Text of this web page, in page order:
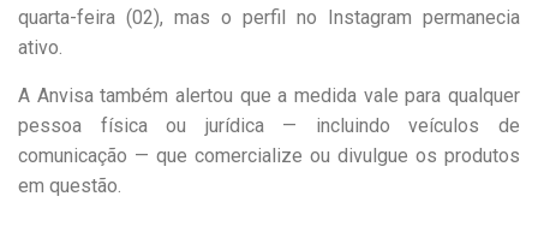
quarta-feira (02), mas o perfil no Instagram permanecia
ativo.
A Anvisa também alertou que a medida vale para qualquer
pessoa física ou jurídica — incluindo veículos de
comunicação — que comercialize ou divulgue os produtos
em questão.